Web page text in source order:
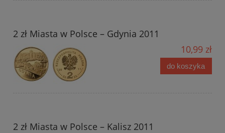
2 zł Miasta w Polsce – Gdynia 2011
10,99 zł
do koszyka
2 zł Miasta w Polsce – Kalisz 2011